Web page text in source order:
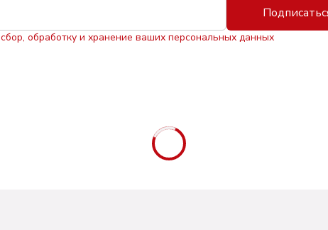
сбор, обработку и хранение ваших персональных данных